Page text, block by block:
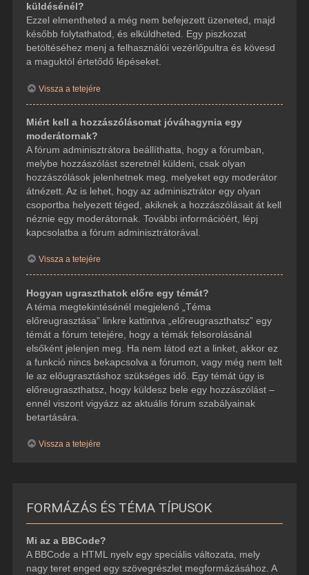
küldésénél?
Ezzel elmentheted a még nem befejezett üzeneted, majd
később folytathatod, és elküldheted. Egy piszkozat
betöltéséhez menj a felhasználói vezérlőpultra és kövesd
a maguktól értetődő lépéseket.
Vissza a tetejére
Miért kell a hozzászólásomat jóváhagynia egy
moderátornak?
A fórum adminisztrátora beállíthatta, hogy a fórumban,
melybe hozzászólást szeretnél küldeni, csak olyan
hozzászólások jelenhetnek meg, melyeket egy moderátor
átnézett. Az is lehet, hogy az adminisztrátor egy olyan
csoportba helyezett téged, akiknek a hozzászólásait át kell
néznie egy moderátornak. További információért, lépj
kapcsolatba a fórum adminisztrátorával.
Vissza a tetejére
Hogyan ugraszthatok előre egy témát?
A téma megtekintésénél megjelenő „Téma
előreugrasztása” linkre kattintva „előreugraszthatsz” egy
témát a fórum tetejére, hogy a témák felsorolásánál
elsőként jelenjen meg. Ha nem látod ezt a linket, akkor ez
a funkció nincs bekapcsolva a fórumon, vagy még nem telt
le az előugrasztáshoz szükséges idő. Egy témát úgy is
előreugraszthatsz, hogy küldesz bele egy hozzászólást –
ennél viszont vigyázz az aktuális fórum szabályainak
betartására.
Vissza a tetejére
FORMÁZÁS ÉS TÉMA TÍPUSOK
Mi az a BBCode?
A BBCode a HTML nyelv egy speciális változata, mely
nagy teret enged egy szövegrészlet megformázásához. A